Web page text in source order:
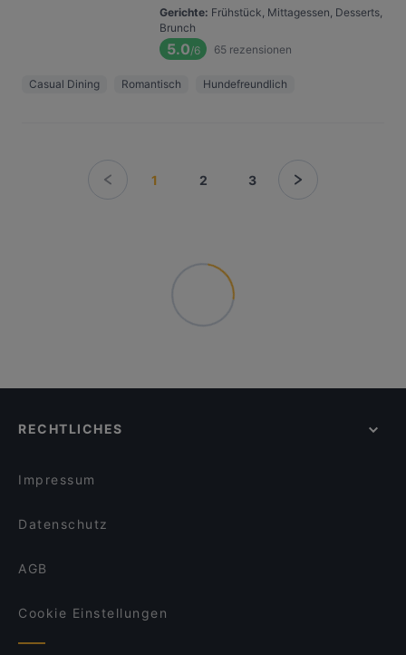
Gerichte: Frühstück, Mittagessen, Desserts,
Brunch
5.0/6 65 rezensionen
Casual Dining Romantisch Hundefreundlich
1 2 3
RECHTLICHES
Impressum
Datenschutz
AGB
Cookie Einstellungen